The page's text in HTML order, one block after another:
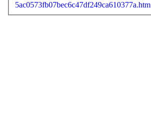
5ac0573fb07bec6c47df249ca610377a.htm